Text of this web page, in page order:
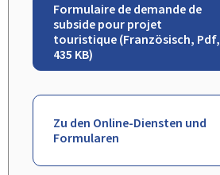
Formulaire de demande de
subside pour projet
touristique (Französisch, Pdf,
435 KB)
Zu den Online-Diensten und
Formularen